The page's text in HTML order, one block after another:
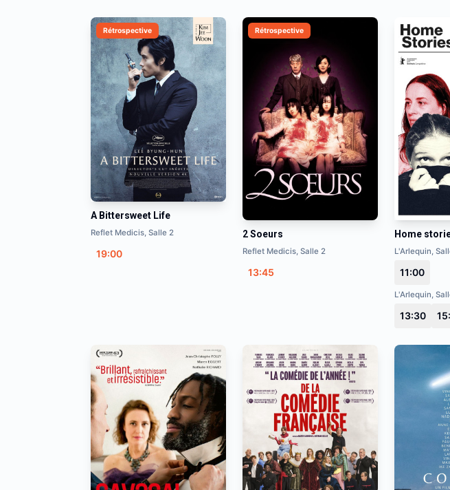
Rétrospective
A Bittersweet Life
Reflet Medicis, Salle 2
19:00
Rétrospective
2 Soeurs
Reflet Medicis, Salle 2
13:45
Home
L'Arlequin,
11:00
L'Arlequin,
13:30